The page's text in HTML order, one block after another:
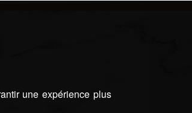
une expérience plus